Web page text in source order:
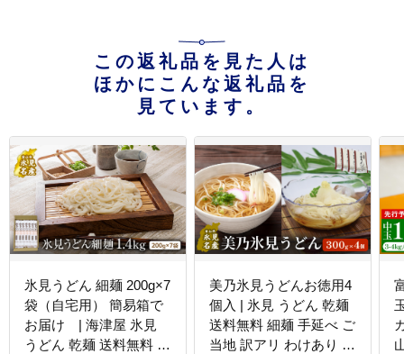
この返礼品を見た人は
ほかにこんな返礼品を
見ています。
氷見うどん 細麺 200g×7
袋（自宅用） 簡易箱で
お届け | 海津屋 氷見
うどん 乾麺 送料無料 細
美乃氷見うどんお徳用4
個入 | 氷見 うどん 乾麺
送料無料 細麺 手延べ ご
当地 訳アリ わけあり 切